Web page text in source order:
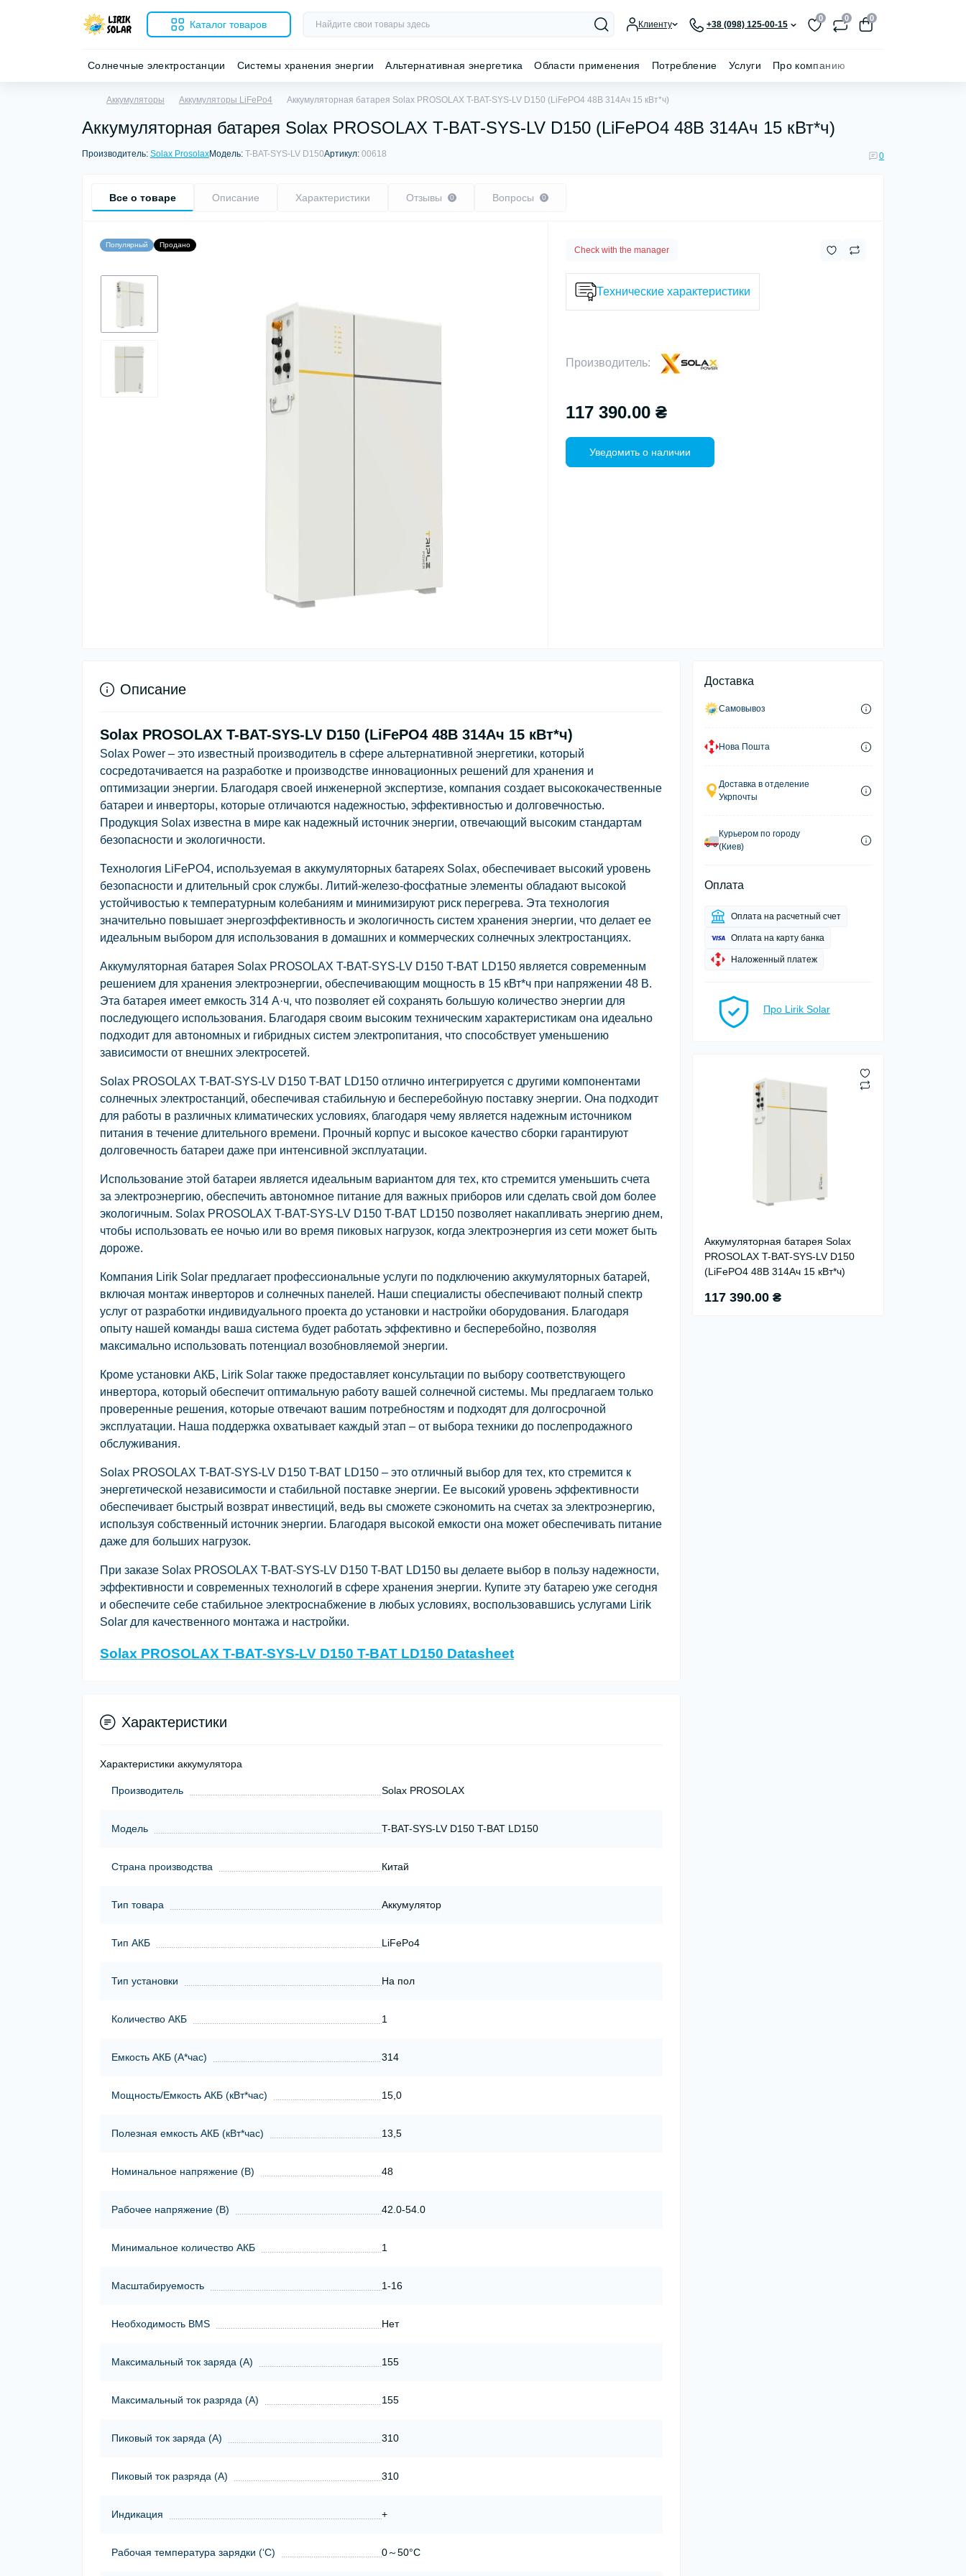
Каталог товаров Клиенту +38 (098) 125-00-15
0 0 0
Солнечные электростанции Системы хранения энергии Альтернативная энергетика Области применения Потребление Услуги Про компанию
Аккумуляторы Аккумуляторы LiFePo4 Аккумуляторная батарея Solax PROSOLAX T-BAT-SYS-LV D150 (LiFePO4 48В 314Aч 15 кВт*ч)
Аккумуляторная батарея Solax PROSOLAX T-BAT-SYS-LV D150 (LiFePO4 48В 314Aч 15 кВт*ч)
Производитель: Solax ProsolaxМодель: T-BAT-SYS-LV D150Артикул: 00618 0
Все о товаре Описание Характеристики Отзывы 0 Вопросы 0
Популярный Продано
Check with the manager
Технические характеристики
Производитель:
117 390.00 ₴
Уведомить о наличии
Доставка
Самовывоз
Нова Пошта
Доставка в отделение
Укрпочты
Курьером по городу
(Киев)
Оплата
Оплата на расчетный счет
Оплата на карту банка
Наложенный платеж
Про Lirik Solar
Аккумуляторная батарея Solax
PROSOLAX T-BAT-SYS-LV D150
(LiFePO4 48В 314Aч 15 кВт*ч)
117 390.00 ₴
Описание
Solax PROSOLAX T-BAT-SYS-LV D150 (LiFePO4 48В 314Aч 15 кВт*ч)
Solax Power – это известный производитель в сфере альтернативной энергетики, который
сосредотачивается на разработке и производстве инновационных решений для хранения и
оптимизации энергии. Благодаря своей инженерной экспертизе, компания создает высококачественные
батареи и инверторы, которые отличаются надежностью, эффективностью и долговечностью.
Продукция Solax известна в мире как надежный источник энергии, отвечающий высоким стандартам
безопасности и экологичности.
Технология LiFePO4, используемая в аккумуляторных батареях Solax, обеспечивает высокий уровень
безопасности и длительный срок службы. Литий-железо-фосфатные элементы обладают высокой
устойчивостью к температурным колебаниям и минимизируют риск перегрева. Эта технология
значительно повышает энергоэффективность и экологичность систем хранения энергии, что делает ее
идеальным выбором для использования в домашних и коммерческих солнечных электростанциях.
Аккумуляторная батарея Solax PROSOLAX T-BAT-SYS-LV D150 T-BAT LD150 является современным
решением для хранения электроэнергии, обеспечивающим мощность в 15 кВт*ч при напряжении 48 В.
Эта батарея имеет емкость 314 А·ч, что позволяет ей сохранять большую количество энергии для
последующего использования. Благодаря своим высоким техническим характеристикам она идеально
подходит для автономных и гибридных систем электропитания, что способствует уменьшению
зависимости от внешних электросетей.
Solax PROSOLAX T-BAT-SYS-LV D150 T-BAT LD150 отлично интегрируется с другими компонентами
солнечных электростанций, обеспечивая стабильную и бесперебойную поставку энергии. Она подходит
для работы в различных климатических условиях, благодаря чему является надежным источником
питания в течение длительного времени. Прочный корпус и высокое качество сборки гарантируют
долговечность батареи даже при интенсивной эксплуатации.
Использование этой батареи является идеальным вариантом для тех, кто стремится уменьшить счета
за электроэнергию, обеспечить автономное питание для важных приборов или сделать свой дом более
экологичным. Solax PROSOLAX T-BAT-SYS-LV D150 T-BAT LD150 позволяет накапливать энергию днем,
чтобы использовать ее ночью или во время пиковых нагрузок, когда электроэнергия из сети может быть
дороже.
Компания Lirik Solar предлагает профессиональные услуги по подключению аккумуляторных батарей,
включая монтаж инверторов и солнечных панелей. Наши специалисты обеспечивают полный спектр
услуг от разработки индивидуального проекта до установки и настройки оборудования. Благодаря
опыту нашей команды ваша система будет работать эффективно и бесперебойно, позволяя
максимально использовать потенциал возобновляемой энергии.
Кроме установки АКБ, Lirik Solar также предоставляет консультации по выбору соответствующего
инвертора, который обеспечит оптимальную работу вашей солнечной системы. Мы предлагаем только
проверенные решения, которые отвечают вашим потребностям и подходят для долгосрочной
эксплуатации. Наша поддержка охватывает каждый этап – от выбора техники до послепродажного
обслуживания.
Solax PROSOLAX T-BAT-SYS-LV D150 T-BAT LD150 – это отличный выбор для тех, кто стремится к
энергетической независимости и стабильной поставке энергии. Ее высокий уровень эффективности
обеспечивает быстрый возврат инвестиций, ведь вы сможете сэкономить на счетах за электроэнергию,
используя собственный источник энергии. Благодаря высокой емкости она может обеспечивать питание
даже для больших нагрузок.
При заказе Solax PROSOLAX T-BAT-SYS-LV D150 T-BAT LD150 вы делаете выбор в пользу надежности,
эффективности и современных технологий в сфере хранения энергии. Купите эту батарею уже сегодня
и обеспечите себе стабильное электроснабжение в любых условиях, воспользовавшись услугами Lirik
Solar для качественного монтажа и настройки.
Solax PROSOLAX T-BAT-SYS-LV D150 T-BAT LD150 Datasheet
Характеристики
Характеристики аккумулятора
Производитель Solax PROSOLAX
Модель T-BAT-SYS-LV D150 T-BAT LD150
Страна производства Китай
Тип товара Аккумулятор
Тип АКБ LiFePo4
Тип установки На пол
Количество АКБ 1
Емкость АКБ (А*час) 314
Мощность/Емкость АКБ (кВт*час) 15,0
Полезная емкость АКБ (кВт*час) 13,5
Номинальное напряжение (В) 48
Рабочее напряжение (В) 42.0-54.0
Минимальное количество АКБ 1
Масштабируемость 1-16
Необходимость BMS Нет
Максимальный ток заряда (А) 155
Максимальный ток разряда (А) 155
Пиковый ток заряда (А) 310
Пиковый ток разряда (А) 310
Индикация +
Рабочая температура зарядки (‘С) 0～50°C